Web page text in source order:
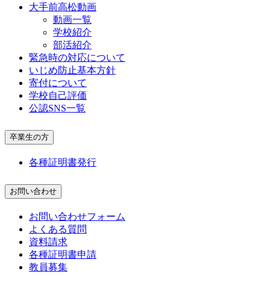
大手前高松動画
動画一覧
学校紹介
部活紹介
緊急時の対応について
いじめ防止基本方針
寄付について
学校自己評価
公認SNS一覧
卒業生の方
各種証明書発行
お問い合わせ
お問い合わせフォーム
よくある質問
資料請求
各種証明書申請
教員募集